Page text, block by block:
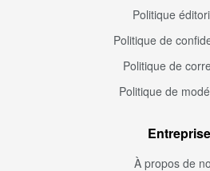
Politique
Politique de
Politique de
Politique de
Entreprise
À propos de